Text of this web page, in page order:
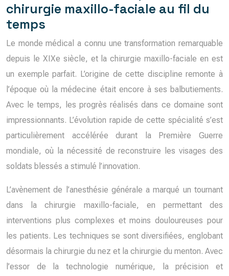
chirurgie maxillo-faciale au fil du
temps
Le monde médical a connu une transformation remarquable
depuis le XIXe siècle, et la chirurgie maxillo-faciale en est
un exemple parfait. L’origine de cette discipline remonte à
l’époque où la médecine était encore à ses balbutiements.
Avec le temps, les progrès réalisés dans ce domaine sont
impressionnants. L’évolution rapide de cette spécialité s’est
particulièrement accélérée durant la Première Guerre
mondiale, où la nécessité de reconstruire les visages des
soldats blessés a stimulé l’innovation.
L’avènement de l’anesthésie générale a marqué un tournant
dans la chirurgie maxillo-faciale, en permettant des
interventions plus complexes et moins douloureuses pour
les patients. Les techniques se sont diversifiées, englobant
désormais la chirurgie du nez et la chirurgie du menton. Avec
l’essor de la technologie numérique, la précision et